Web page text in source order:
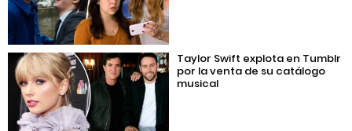
Taylor Swift explota en Tumblr
por la venta de su catálogo
musical